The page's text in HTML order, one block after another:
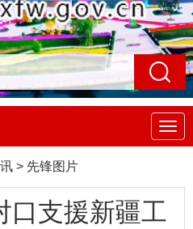
导
航
> 先锋图片
口支援新疆工